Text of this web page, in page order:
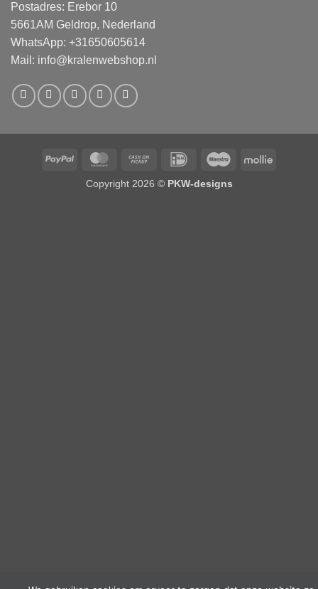
Postadres: Erebor 10
5661AM Geldrop, Nederland
WhatsApp: +31650605614
Mail: info@kralenwebshop.nl
PayPal MasterCardCash
Pickup
IDeal Maestro Mollie
Copyright 2026 © PKW-designs